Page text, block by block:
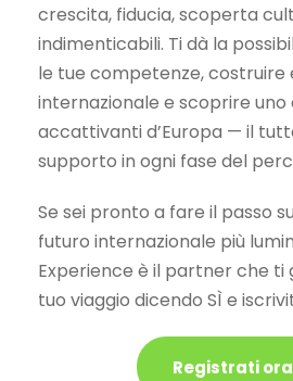
crescita, fiducia, scoperta
indimenticabili. Ti dà la
le tue competenze, costruire
internazionale e scoprire uno
accattivanti d’Europa — il
supporto in ogni fase del
Se sei pronto a fare il passo
futuro internazionale più
Experience è il partner che ti
tuo viaggio dicendo SÌ e
Registrati ora